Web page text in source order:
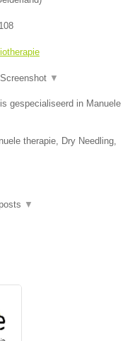
Screenshot ▼
gespecialiseerd in Manuele
therapie, Dry Needling,
▼